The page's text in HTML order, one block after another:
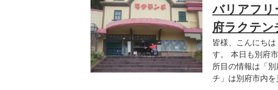
バリアフリ
府ラクテン
皆様、こんにち
す。 本日も別府
所目の情報は「
チ」は別府市内